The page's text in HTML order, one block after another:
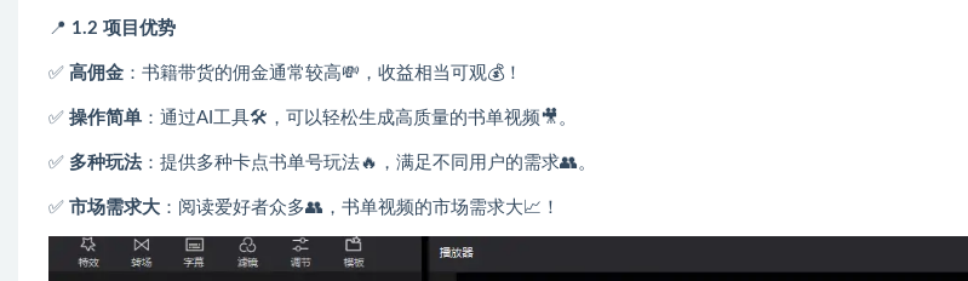
📍 1.2 项目优势
✅ 高佣金 ：书籍带货的佣金通常较高💸，收益相当可观💰！
✅ 操作简单 ：通过AI工具🛠️，可以轻松生成高质量的书单视频🎥。
✅ 多种玩法：提供多种卡点书单号玩法🔥，满足不同用户的需求👥。
✅ 市场需求大 ：阅读爱好者众多👥，书单视频的市场需求大📈！